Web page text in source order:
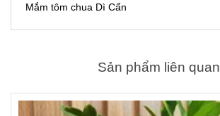
Mắm tôm chua Dì Cẩn
Sản phẩm liên quan